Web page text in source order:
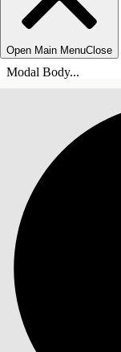
Open Main MenuClose
Modal Body...
目錄